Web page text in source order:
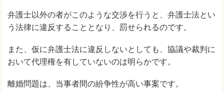
弁護士以外の者がこのような交渉を行うと、弁護士法とい
う法律に違反することとなり、罰せられるのです。
また、仮に弁護士法に違反しないとしても、協議や裁判に
おいて代理権を有していないのは明らかです。
離婚問題は、当事者間の紛争性が高い事案です。